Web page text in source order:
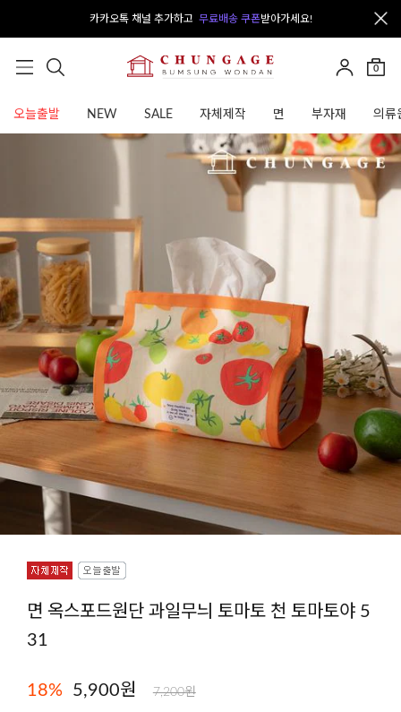
카카오톡 채널 추가하고 무료배송 쿠폰받아가세요!
0
오늘출발 NEW SALE 자체제작 면 부자재 의류
면 옥스포드원단 과일무늬 토마토 천 토마토야 5
31
18% 5,900원 7,200원